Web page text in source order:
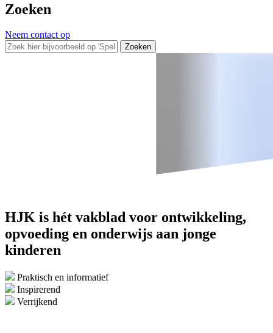
Zoeken
Neem contact op
Zoeken
HJK is hét vakblad voor ontwikkeling,
opvoeding en onderwijs aan jonge
kinderen
Praktisch en informatief
Inspirerend
Verrijkend